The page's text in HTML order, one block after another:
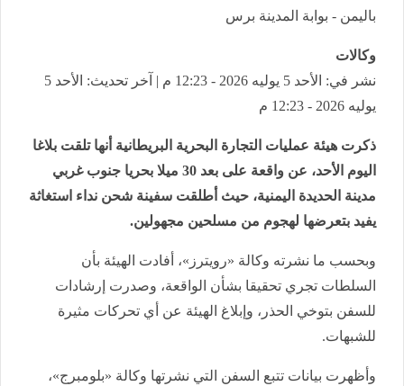
باليمن - بوابة المدينة برس
وكالات
نشر في: الأحد 5 يوليه 2026 - 12:23 م | آخر تحديث: الأحد 5
يوليه 2026 - 12:23 م
ذكرت هيئة عمليات التجارة البحرية البريطانية ‌أنها تلقت بلاغا
اليوم الأحد، عن واقعة على بعد 30 ميلا ⁠بحريا جنوب غربي
مدينة الحديدة اليمنية، حيث أطلقت سفينة شحن نداء استغاثة
يفيد بتعرضها لهجوم من مسلحين ‌مجهولين.
وبحسب ما نشرته وكالة «رويترز»، أفادت ⁠الهيئة بأن
السلطات تجري تحقيقا بشأن الواقعة، وصدرت إرشادات
⁠للسفن بتوخي الحذر، وإبلاغ الهيئة عن أي ⁠تحركات مثيرة
للشبهات.
وأظهرت بيانات تتبع السفن التي نشرتها وكالة «بلومبرج»،